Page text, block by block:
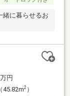
に暮らせるお
円
45.82m2）